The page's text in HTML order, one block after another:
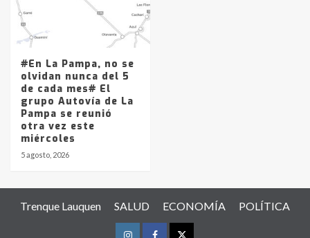
#En La Pampa, no se
olvidan nunca del 5
de cada mes# El
grupo Autovía de La
Pampa se reunió
otra vez este
miércoles
5 agosto, 2026
Trenque Lauquen SALUD ECONOMÍA POLÍTICA